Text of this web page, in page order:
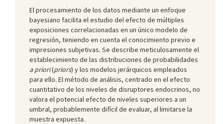
El procesamiento de los datos mediante un enfoque
bayesiano facilita el estudio del efecto de múltiples
exposiciones correlacionadas en un único modelo de
regresión, teniendo en cuenta el conocimiento previo e
impresiones subjetivas. Se describe meticulosamente el
establecimiento de las distribuciones de probabilidades
a priori(priors) y los modelos jerárquicos empleados
para ello. El método de análisis, centrado en el efecto
cuantitativo de los niveles de disruptores endocrinos, no
valora el potencial efecto de niveles superiores a un
umbral, probablemente difícil de evaluar, al limitarse la
muestra expuesta.